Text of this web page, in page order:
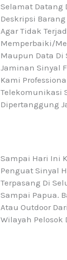
Selamat Datang
Deskripsi
Agar Tidak
Memperbaiki/
Maupun Data Di
Jaminan Sinyal
Kami
Telekomunikasi
Dipertanggung
Sampai Hari Ini
Penguat Sinyal
Terpasang Di
Sampai Papua.
Atau Outdoor
Wilayah Pelosok